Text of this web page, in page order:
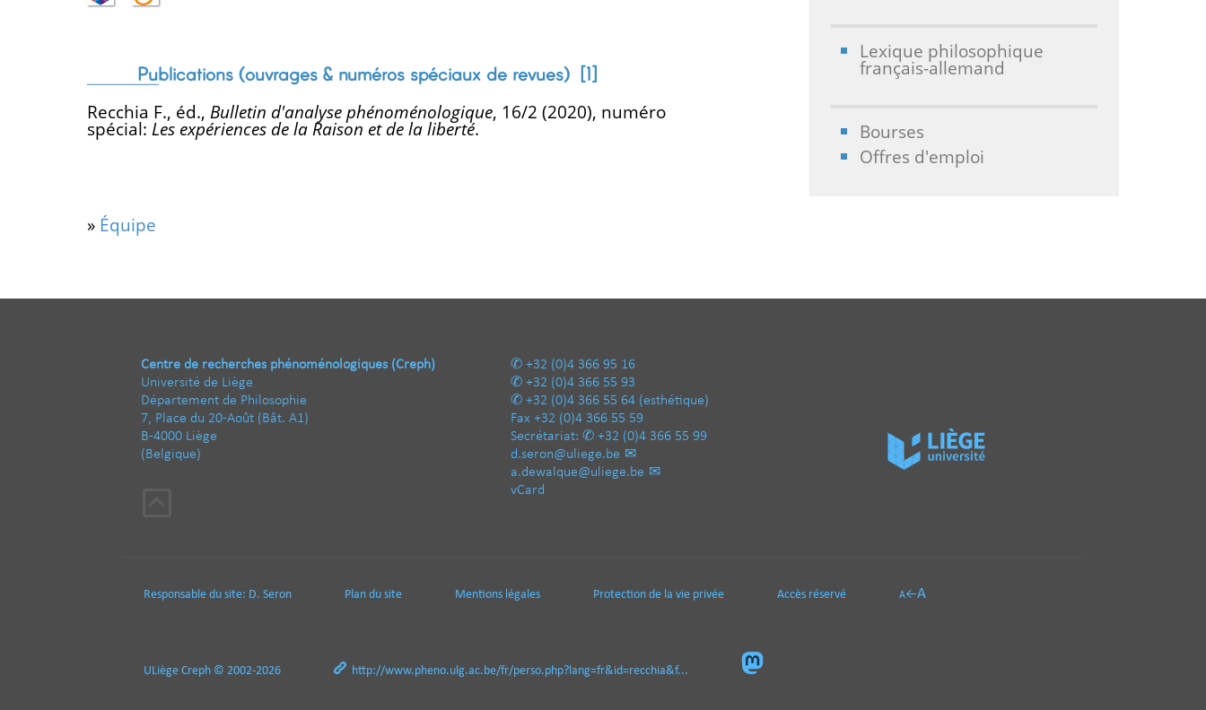
Lexique philosophique
français-allemand
Bourses
Offres d'emploi
Publications (ouvrages & numéros spéciaux de revues) [1]
Recchia F., éd., Bulletin d'analyse phénoménologique, 16/2 (2020), numéro
spécial: Les expériences de la Raison et de la liberté.
» Équipe
Centre de recherches phénoménologiques (Creph)
Université de Liège
Département de Philosophie
7, Place du 20-Août (Bât. A1)
B-4000 Liège
(Belgique)
+32 (0)4 366 95 16
+32 (0)4 366 55 93
+32 (0)4 366 55 64 (esthétique)
Fax +32 (0)4 366 55 59
Secrétariat:
+32 (0)4 366 55 99
d.seron@uliege.be
a.dewalque@uliege.be
vCard
Responsable du site: D. Seron Plan du site Mentions légales Protection de la vie privée Accès réservé A←A
ULiège Creph © 2002-2026 http://www.pheno.ulg.ac.be/fr/perso.php?lang=fr&id=recchia&f...